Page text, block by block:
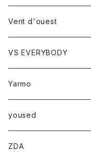
ベスト
時計
Vent d'ouest
ボトム
スカート
トップス
ベスト
VS EVERYBODY
トップス
Ｔシャツ
Yarmo
アウター
コート
小物
yoused
ZDA